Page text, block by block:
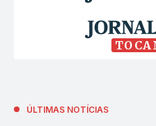
ÚLTIMAS NOTÍCIAS